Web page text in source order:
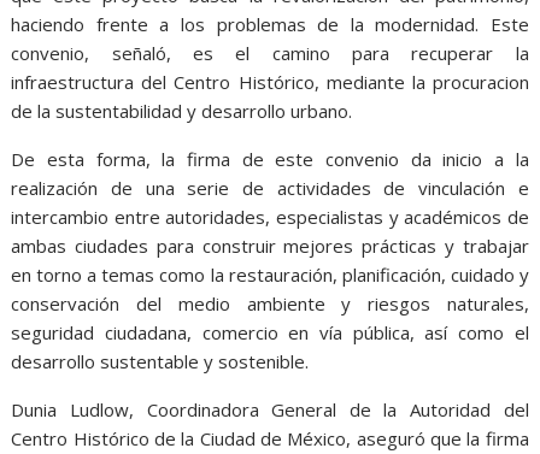
haciendo frente a los problemas de la modernidad. Este
convenio, señaló, es el camino para recuperar la
infraestructura del Centro Histórico, mediante la procuracion
de la sustentabilidad y desarrollo urbano.
De esta forma, la firma de este convenio da inicio a la
realización de una serie de actividades de vinculación e
intercambio entre autoridades, especialistas y académicos de
ambas ciudades para construir mejores prácticas y trabajar
en torno a temas como la restauración, planificación, cuidado y
conservación del medio ambiente y riesgos naturales,
seguridad ciudadana, comercio en vía pública, así como el
desarrollo sustentable y sostenible.
Dunia Ludlow, Coordinadora General de la Autoridad del
Centro Histórico de la Ciudad de México, aseguró que la firma